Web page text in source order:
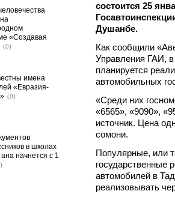
состоится 25
Душанбе.
Как сообщили
Управления ГАИ, в
планируется
автомобильных
«Среди них
«6565», «9090»,
источник. Цена
сомони.
Популярные, или
государственные
автомобилей в
реализовывать
«Создавая
(0)
имена
«Евразия-
(0)
в школах
начнется с 1